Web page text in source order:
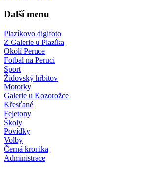
Další menu
Plazíkovo digifoto
Z Galerie u Plazíka
Okolí Peruce
Fotbal na Peruci
Sport
Židovský hřbitov
Motorky
Galerie u Kozorožce
Křesťané
Fejetony
Školy
Povídky
Volby
Černá kronika
Administrace